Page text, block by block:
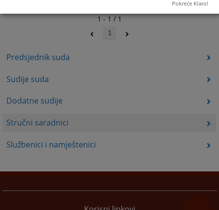
Predsjednik suda
Sudije suda
Dodatne sudije
Stručni saradnici
Službenici i namještenici
1 - 1 / 1
1
Pokreće Klaro!